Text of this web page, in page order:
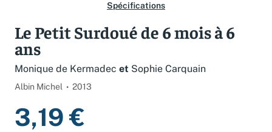
Spécifications
Le Petit Surdoué de 6 mois à 6
ans
Monique de Kermadec et Sophie Carquain
Albin Michel 2013
3,19 €